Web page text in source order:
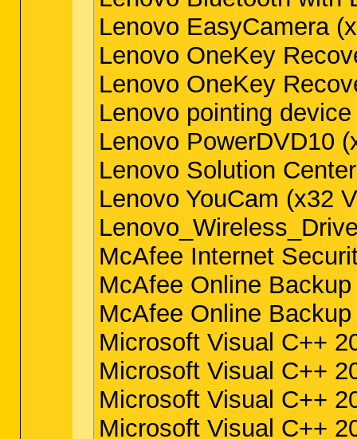
Lenovo EasyCamera
Lenovo OneKey
Lenovo OneKey
Lenovo pointing
Lenovo PowerDVD10
Lenovo Solution
Lenovo YouCam (x32
McAfee Internet
McAfee Online
McAfee Online
Microsoft Visual C++
Microsoft Visual C++
Microsoft Visual C++
Microsoft Visual C++